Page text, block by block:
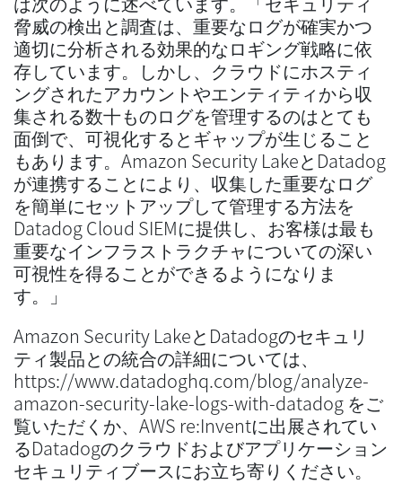
脅威の検出と調査は、重要なログが確実かつ
適切に分析される効果的なロギング戦略に依
存しています。しかし、クラウドにホスティ
ングされたアカウントやエンティティから収
集される数十ものログを管理するのはとても
面倒で、可視化するとギャップが生じること
もあります。Amazon Security LakeとDatadog
が連携することにより、収集した重要なログ
を簡単にセットアップして管理する方法を
Datadog Cloud SIEMに提供し、お客様は最も
重要なインフラストラクチャについての深い
可視性を得ることができるようになりま
す。」
Amazon Security LakeとDatadogのセキュリ
ティ製品との統合の詳細については、
https://www.datadoghq.com/blog/analyze-
amazon-security-lake-logs-with-datadog をご
覧いただくか、AWS re:Inventに出展されてい
るDatadogのクラウドおよびアプリケーション
セキュリティブースにお立ち寄りください。